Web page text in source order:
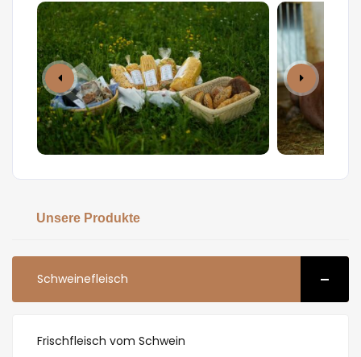
Unsere Produkte
Schweinefleisch
Frischfleisch vom Schwein